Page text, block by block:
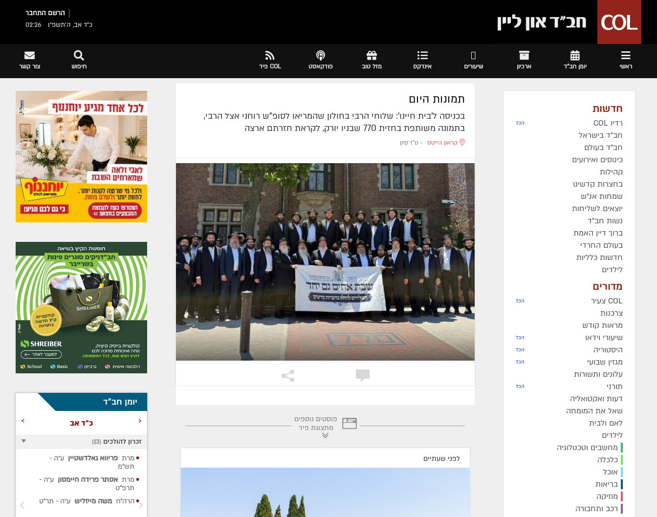
הרשם התחבר
כ"ד אב, ה׳תשפ״ו
02:26
ראשי יומן חב"ד ארכיון שיעורים אינדקס מזל טוב פודקאסט COL פיד צור קשר חיפוש
חדשות
רדיו COL הכל
חב"ד בישראל
חב"ד בעולם
כינוסים ואירועים
קהילות
בחצרות קדשינו
שמחות אנ"ש
יוצאים לשליחות
נשות חב"ד
ברוך דיין האמת
בעולם החרדי
חדשות כלליות
לילדים
מדורים
COL צעיר הכל
צרכנות
מראות קודש
שיעורי וידאו
הכל
היסטוריה הכל
מגזין שבועי הכל
עלונים ותשורות
תורני
הכל
דעות ואקטואליה
שאל את המומחה
לאם ולבית
לילדים
מחשבים וטכנולוגיה
כלכלה
אוכל
בריאות
מוזיקה
רכב ותחבורה
תמונות היום
בכניסה ל'בית חיינו': שלוחי הרבי בחולון שהמריאו לסופ"ש רוחני אצל הרבי,
בתמונה משותפת בחזית 770 שבניו יורק, לקראת חזרתם ארצה
קראון הייטס - ט"ז סיון
פוסטים נוספים
מתצוגת פיד
לפני שעתיים
יומן חב"ד
‹
› כ"ד אב
זכרון להולכים (
13
)
פריווא גאלדשטיין
אסתר פרידה חיימסון
משה מייזליש
- תשע"ז
תשנ"ה
אברהם צבי (הערש) הכהן
תש"מ
הרה"ח
ר' בני בן עמי ע״ה- תשע"ז
הרה"ח
תשע"א
הרה"ח
ע״ה- תשס"ג